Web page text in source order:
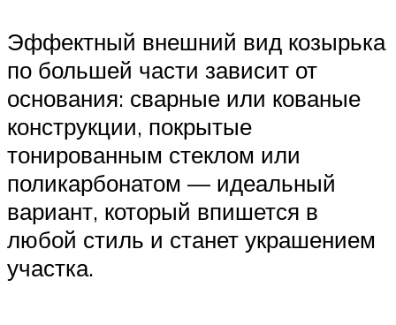
Эффектный внешний вид козырька
по большей части зависит от
основания: сварные или кованые
конструкции, покрытые
тонированным стеклом или
поликарбонатом — идеальный
вариант, который впишется в
любой стиль и станет украшением
участка.